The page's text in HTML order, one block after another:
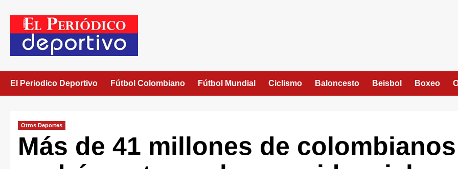
El Periodico Deportivo Fútbol Colombiano Fútbol Mundial Ciclismo Baloncesto Beisbol Boxeo
Otros Deportes
Más de 41 millones de colombianos